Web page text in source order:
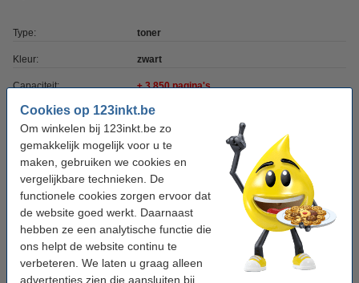
Cookies op 123inkt.be
Om winkelen bij 123inkt.be zo
gemakkelijk mogelijk voor u te
maken, gebruiken we cookies en
vergelijkbare technieken. De
functionele cookies zorgen ervoor dat
de website goed werkt. Daarnaast
hebben ze een analytische functie die
ons helpt de website continu te
verbeteren. We laten u graag alleen
advertenties zien die aansluiten bij
Type: toner
Kleur: zwart
Capaciteit: ± 3.850 pagina's
Merk: 123inkt
Ons artikelnr:
Nummer: HP 30X
Dubbelpak
123inkt huismerk vervangt HP 30X (CF230X)
toner zwart hoge capaciteit dubbelpak
€ 154,00